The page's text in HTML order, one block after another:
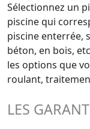
Sélectionnez un
piscine qui
piscine enterrée,
béton, en bois,
les options que
roulant,
LES